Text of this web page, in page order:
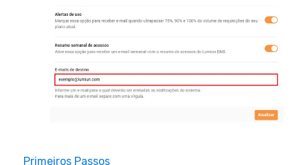
Primeiros Passos